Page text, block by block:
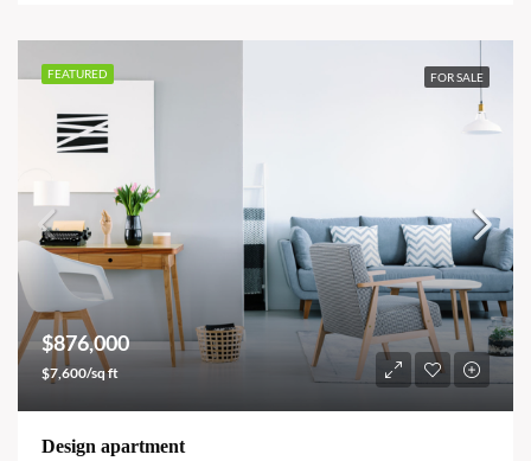
FEATURED FOR SALE
$876,000
$7,600/sq ft
Design apartment